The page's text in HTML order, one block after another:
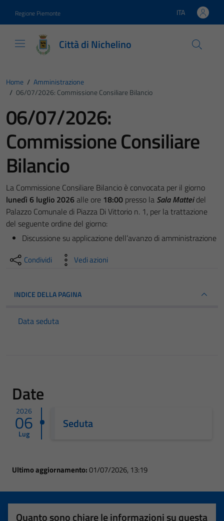
Regione Piemonte Lingua attiva:
ITA
Città di Nichelino
Home / Amministrazione
/ 06/07/2026: Commissione Consiliare Bilancio
06/07/2026:
Commissione Consiliare
Bilancio
La Commissione Consiliare Bilancio è convocata per il giorno
lunedì 6 luglio 2026alle ore 18:00 presso la Sala Matteidel
Palazzo Comunale di Piazza Di Vittorio n. 1, per la trattazione
del seguente ordine del giorno:
Discussione su applicazione dell’avanzo di amministrazione
Condividi Vedi azioni
INDICE DELLA PAGINA
Data seduta
Date
2026
06
Lug
Seduta
Ultimo aggiornamento:01/07/2026, 13:19
Quanto sono chiare le informazioni su questa